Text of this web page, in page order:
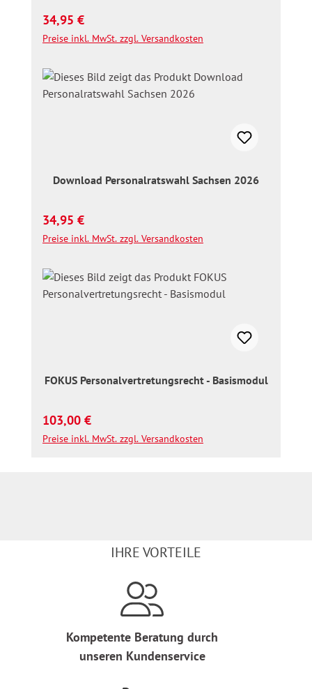
Regulärer Preis:
34,95 €
Preise inkl. MwSt. zzgl. Versandkosten
Download Personalratswahl Sachsen 2026
Regulärer Preis:
34,95 €
Preise inkl. MwSt. zzgl. Versandkosten
FOKUS Personalvertretungsrecht - Basismodul
Regulärer Preis:
103,00 €
Preise inkl. MwSt. zzgl. Versandkosten
IHRE VORTEILE
Kompetente Beratung durch
unseren Kundenservice